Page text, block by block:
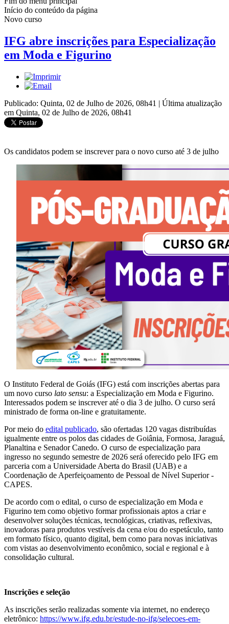
Início do conteúdo da página
Novo curso
IFG abre inscrições para Especialização
em Moda e Figurino
Publicado: Quinta, 02 de Julho de 2026, 08h41 | Última atualização
em Quinta, 02 de Julho de 2026, 08h41
Os candidatos podem se inscrever para o novo curso até 3 de julho
O Instituto Federal de Goiás (IFG) está com inscrições abertas para
um novo curso lato sensu: a Especialização em Moda e Figurino.
Interessados podem se inscrever até o dia 3 de julho. O curso será
ministrado de forma on-line e gratuitamente.
Por meio do edital publicado, são ofertadas 120 vagas distribuídas
igualmente entre os polos das cidades de Goiânia, Formosa, Jaraguá,
Planaltina e Senador Canedo. O curso de especialização para
ingresso no segundo semestre de 2026 será oferecido pelo IFG em
parceria com a Universidade Aberta do Brasil (UAB) e a
Coordenação de Aperfeiçoamento de Pessoal de Nível Superior -
CAPES.
De acordo com o edital, o curso de especialização em Moda e
Figurino tem como objetivo formar profissionais aptos a criar e
desenvolver soluções técnicas, tecnológicas, criativas, reflexivas,
inovadoras para produtos vestíveis da cena e/ou do espetáculo, tanto
em formato físico, quanto digital, bem como para novas iniciativas
com vistas ao desenvolvimento econômico, social e regional e à
consolidação cultural.
Inscrições e seleção
As inscrições serão realizadas somente via internet, no endereço
eletrônico: https://www.ifg.edu.br/estude-no-ifg/selecoes-em-